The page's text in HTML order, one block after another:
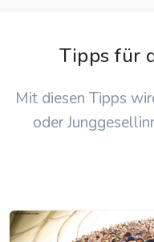
Tipps für
Mit diesen Tipps
oder